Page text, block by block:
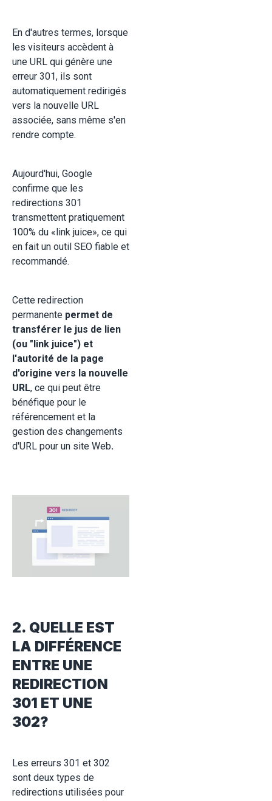
En d'autres termes, lorsque
les visiteurs accèdent à
une URL qui génère une
erreur 301, ils sont
automatiquement redirigés
vers la nouvelle URL
associée, sans même s'en
rendre compte.
Aujourd'hui, Google
confirme que les
redirections 301
transmettent pratiquement
100% du «link juice», ce qui
en fait un outil SEO fiable et
recommandé.
Cette redirection
permanente permet de
transférer le jus de lien
(ou "link juice") et
l'autorité de la page
d'origine vers la nouvelle
URL, ce qui peut être
bénéfique pour le
référencement et la
gestion des changements
d'URL pour un site Web.
2. QUELLE EST
LA DIFFÉRENCE
ENTRE UNE
REDIRECTION
301 ET UNE
302?
Les erreurs 301 et 302
sont deux types de
redirections utilisées pour